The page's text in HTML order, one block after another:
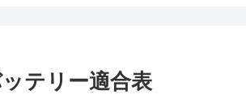
テリー適合表